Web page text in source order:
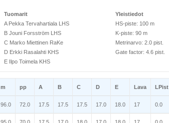
Tuomarit
A Pekka Tervahartiala LHS
B Jouni Forsström LHS
C Marko Miettinen RaKe
D Erkki Rasalahti KHS
E Ilpo Toimela KHS
Yleistiedot
HS-piste: 100 m
K-piste: 90 m
Metrinarvo: 2.0 pist.
Gate factor: 4.6 pist.
m pp A B C D E Lava LPist
96.0 72.0 17.5 17.5 17.5 17.0 18.0 17 0.0